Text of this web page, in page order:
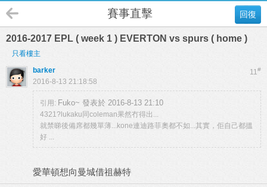
回復
賽事直擊
2016-2017 EPL ( week 1 ) EVERTON vs spurs ( home )
只看樓主
11#
barker
2016-8-13 21:18:58
引用: Fuko~ 發表於 2016-8-13 21:10
4321?lukaku同coleman果然冇得出...
就禁睇後備席都幾單薄...kone連迪路菲奧都不如...其實，佢自己都搵
好 ...
愛華頓想向曼城借祖赫特